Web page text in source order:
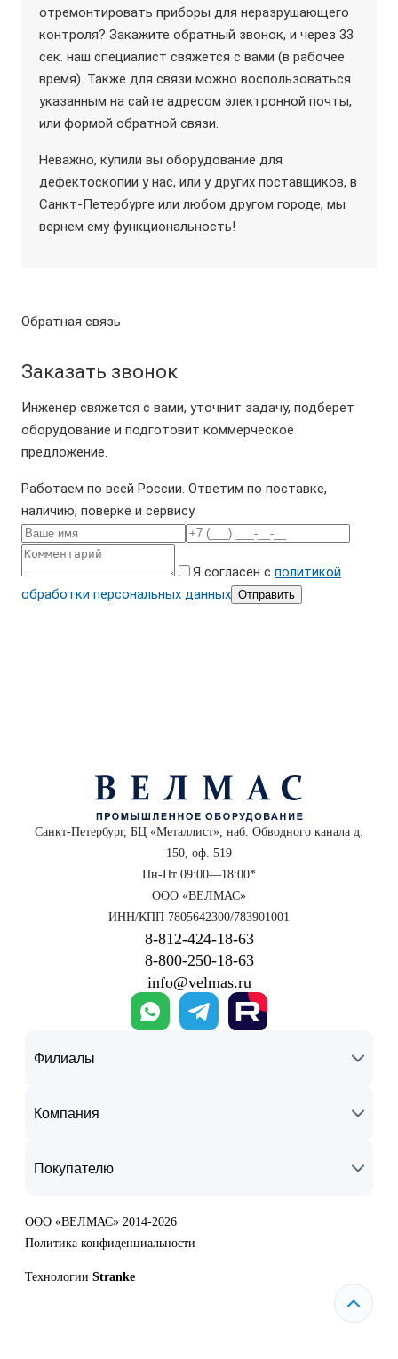
отремонтировать приборы для неразрушающего
контроля? Закажите обратный звонок, и через 33
сек. наш специалист свяжется с вами (в рабочее
время). Также для связи можно воспользоваться
указанным на сайте адресом электронной почты,
или формой обратной связи.
Неважно, купили вы оборудование для
дефектоскопии у нас, или у других поставщиков, в
Санкт-Петербурге или любом другом городе, мы
вернем ему функциональность!
Обратная связь
Заказать звонок
Инженер свяжется с вами, уточнит задачу, подберет
оборудование и подготовит коммерческое
предложение.
Работаем по всей России. Ответим по поставке,
наличию, поверке и сервису.
Я согласен с политикой
обработки персональных данных Отправить
Санкт-Петербург, БЦ «Металлист», наб. Обводного канала д.
150, оф. 519
Пн-Пт 09:00—18:00*
ООО «ВЕЛМАС»
ИНН/КПП 7805642300/783901001
8‑812‑424‑18‑63
8‑800‑250‑18‑63
info@velmas.ru
Филиалы
Компания
Покупателю
ООО «ВЕЛМАС» 2014-2026
Политика конфиденциальности
Технологии Stranke